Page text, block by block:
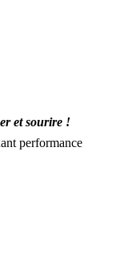
et sourire !
performance